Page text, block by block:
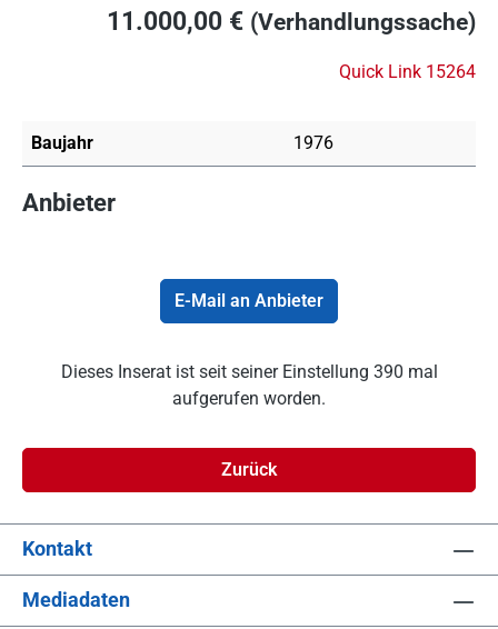
11.000,00 € (Verhandlungssache)
Quick Link 15264
Baujahr 1976
Anbieter
E-Mail an Anbieter
Dieses Inserat ist seit seiner Einstellung 390 mal
aufgerufen worden.
Zurück
Kontakt
Mediadaten